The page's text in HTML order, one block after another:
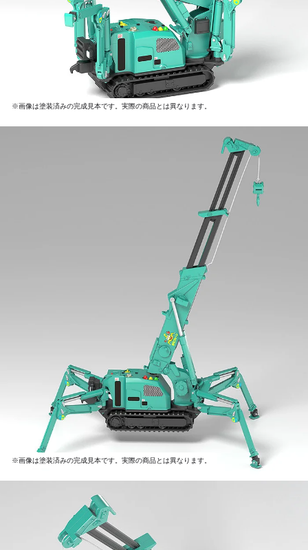
※画像は塗装済みの完成見本です。実際の商品とは異なります。
※画像は塗装済みの完成見本です。実際の商品とは異なります。